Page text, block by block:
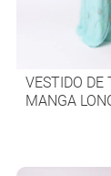
VESTIDO DE
MANGA